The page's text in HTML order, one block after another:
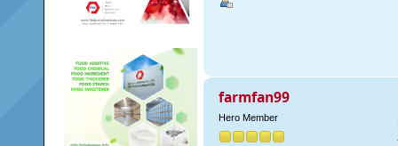
farmfan99
Hero Member